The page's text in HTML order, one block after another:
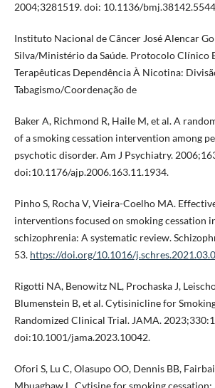
2004;3281519. doi: 10.1136/
Instituto Nacional de Câncer José Alencar
Silva/Ministério da Saúde. Protocolo Clínico
Terapêuticas Dependência À Nicotina:
Tabagismo/Coordenação de
Baker A, Richmond R, Haile M, et al. A
of a smoking cessation intervention among
psychotic disorder. Am J Psychiatry.
doi:10.1176/ajp.2006.163.11.1934.
Pinho S, Rocha V, Vieira-Coelho MA.
interventions focused on smoking cessation
schizophrenia: A systematic review.
53. https://doi.org/10.1016/
Rigotti NA, Benowitz NL, Prochaska J,
Blumenstein B, et al. Cytisinicline for
Randomized Clinical Trial. JAMA.
doi:10.1001/jama.2023.10042.
Ofori S, Lu C, Olasupo OO, Dennis BB,